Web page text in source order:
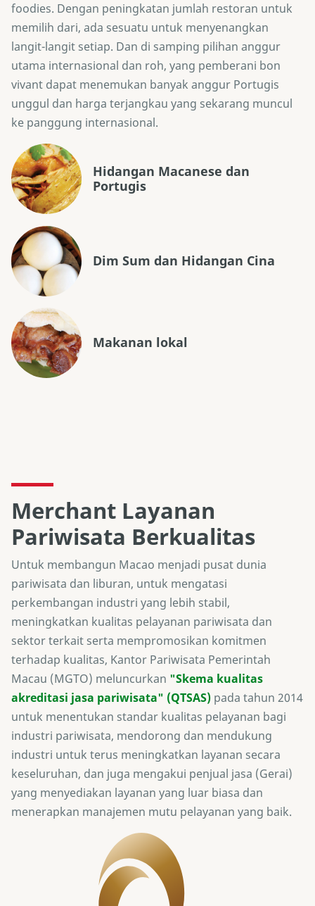
foodies. Dengan peningkatan jumlah restoran untuk
memilih dari, ada sesuatu untuk menyenangkan
langit-langit setiap. Dan di samping pilihan anggur
utama internasional dan roh, yang pemberani bon
vivant dapat menemukan banyak anggur Portugis
unggul dan harga terjangkau yang sekarang muncul
ke panggung internasional.
Hidangan Macanese dan
Portugis
Dim Sum dan Hidangan Cina
Makanan lokal
Merchant Layanan
Pariwisata Berkualitas
Untuk membangun Macao menjadi pusat dunia
pariwisata dan liburan, untuk mengatasi
perkembangan industri yang lebih stabil,
meningkatkan kualitas pelayanan pariwisata dan
sektor terkait serta mempromosikan komitmen
terhadap kualitas, Kantor Pariwisata Pemerintah
Macau (MGTO) meluncurkan "Skema kualitas
akreditasi jasa pariwisata" (QTSAS) pada tahun 2014
untuk menentukan standar kualitas pelayanan bagi
industri pariwisata, mendorong dan mendukung
industri untuk terus meningkatkan layanan secara
keseluruhan, dan juga mengakui penjual jasa (Gerai)
yang menyediakan layanan yang luar biasa dan
menerapkan manajemen mutu pelayanan yang baik.